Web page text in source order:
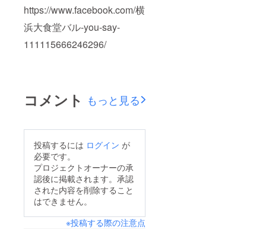
https://www.facebook.com/横
浜大食堂バル-you-say-
111115666246296/
コメント もっと見る
投稿するには ログイン が
必要です。
プロジェクトオーナーの承
認後に掲載されます。承認
された内容を削除すること
はできません。
※投稿する際の注意点